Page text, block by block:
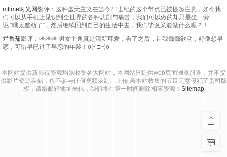
mtime时光网影评：这种虚无主义在当今21世纪的这个节点已被提起注意，如今我
们可以从手机上见识到全世界的各种悲剧与痛苦，我们可以做的却只是坐一旁
说:“哦太差劲了”，然后继续回到自己的生活中去，我们毕竟又能做什么呢？！
烂番茄影评：哈哈哈 男女主角真是清新可爱，看了之后，让我蠢蠢欲动，好像想早
恋，可惜早已过了早恋的年龄！o(╯□╰)o
本网站提供新影视资源均系收集各大网站，本网站只提供web页面浏览服务，并不提
供影片资源存储，也不参与任何视频录制、上传 若本站收集的节目无意侵犯了贵司版
权，请给邮箱地址来信，我们将在第一时间删除相应资源！ Sitemap